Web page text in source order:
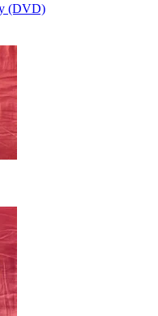
(DVD)